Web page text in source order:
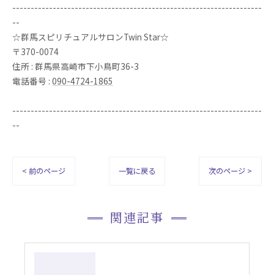
--------------------------------------------------------------------
--
☆群馬スピリチュアルサロンTwin Star☆
〒370-0074
住所 : 群馬県高崎市下小鳥町36-3
電話番号 : 090-4724-1865
--------------------------------------------------------------------
--
< 前のページ 一覧に戻る 次のページ >
関連記事